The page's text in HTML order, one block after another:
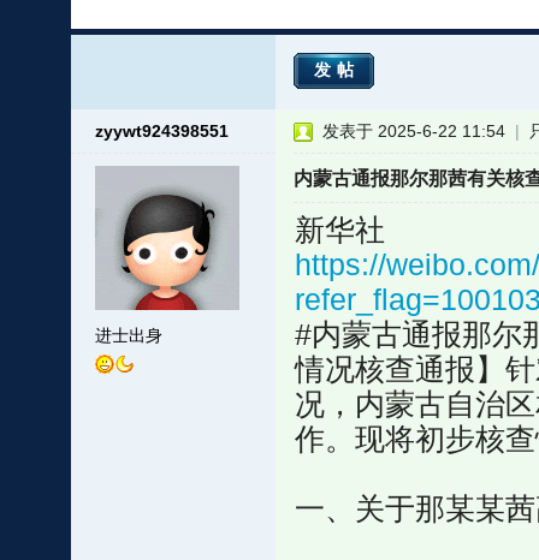
发帖
zyywt924398551
进士出身
发表于 2025-6-22 11:54 |
内蒙古通报那尔那茜有关核
新华社
https://
#内蒙古通报那尔
情况核查通报】
况，内蒙古自治
作。现将初步核
一、关于那某某